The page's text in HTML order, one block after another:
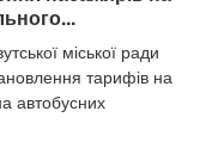
міської ради
тарифів на
автобусних